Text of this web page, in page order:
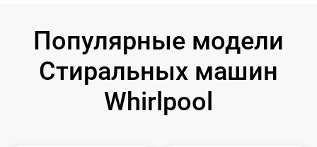
Популярные модели
Стиральных машин
Whirlpool